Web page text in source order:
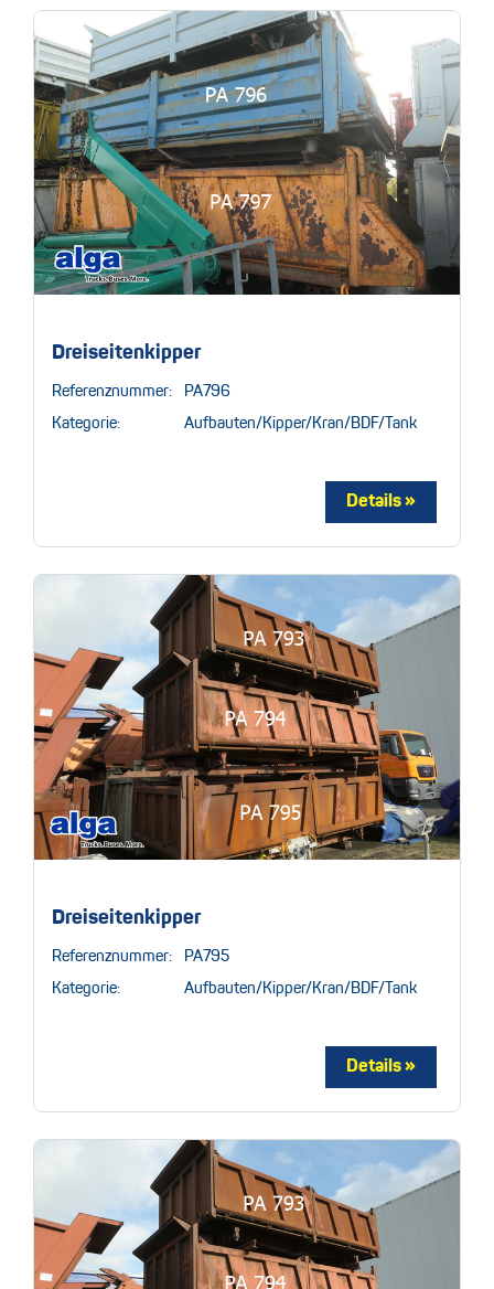
Dreiseitenkipper
Referenznummer: PA796
Kategorie: Aufbauten/Kipper/Kran/BDF/Tank
Dreiseitenkipper
Referenznummer: PA795
Kategorie: Aufbauten/Kipper/Kran/BDF/Tank